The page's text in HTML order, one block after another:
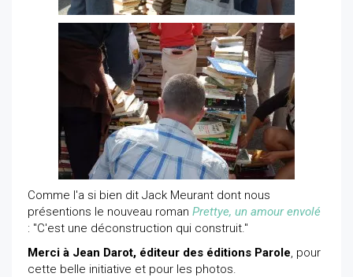
Comme l'a si bien dit Jack Meurant dont nous
présentions le nouveau roman Prettye, un amour envolé
: "C'est une déconstruction qui construit."
Merci à Jean Darot, éditeur des éditions Parole, pour
cette belle initiative et pour les photos.